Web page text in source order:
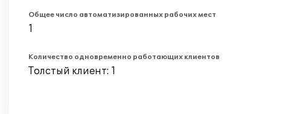
Общее число автоматизированных рабочих мест
1
Количество одновременно работающих клиентов
Толстый клиент: 1